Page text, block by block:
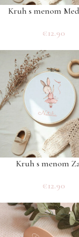
Kruh s menom
€12.90
Kruh s menom
€12.90